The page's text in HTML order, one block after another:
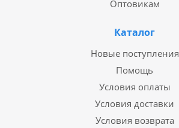
Оптовикам
Каталог
Новые поступления
Помощь
Условия оплаты
Условия доставки
Условия возврата